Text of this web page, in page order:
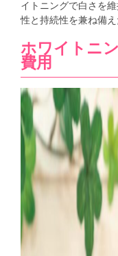
イトニングで白さを
性と持続性を兼ね備
ホワイトニ
費用